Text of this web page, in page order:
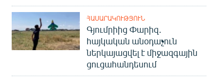
ՀԱՍԱՐԱԿՈՒԹՅՈՒՆ
Գյումրիից Փարիզ․
հայկական անօդաչուն
ներկայացվել է միջազգային
ցուցահանդեսում